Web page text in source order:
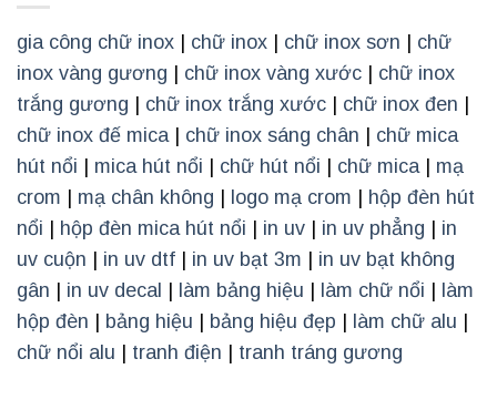
gia công chữ inox chữ inox chữ inox sơn
chữ
inox vàng gương
chữ inox vàng xước
chữ inox
trắng gương
chữ inox trắng xước chữ inox đen
chữ inox đế mica| chữ inox sáng chân
chữ mica
hút nổi
mica hút nổi chữ hút nổi chữ mica| mạ
crom
mạ chân không logo mạ crom
hộp đèn hút
nổi
hộp đèn mica hút nổi in uv in uv phẳng
in
uv cuộn
in uv dtf in uv bạt 3m
in uv bạt không
gân
in uv decal làm bảng hiệu làm chữ nổi
làm
hộp đèn
bảng hiệu bảng hiệu đẹp làm chữ alu
chữ nổi alu
tranh điện tranh tráng gương